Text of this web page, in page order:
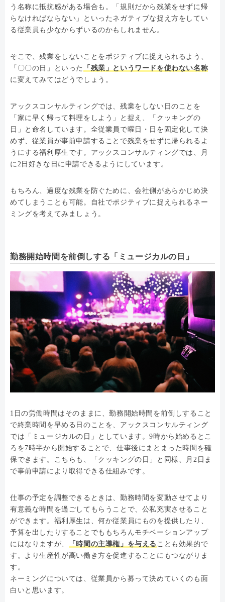
う名称に抵抗感がある場合も。「規則だから残業をせずに帰
らなければならない」といったネガティブな捉え方をしてい
る従業員も少なからずいるのかもしれません。
そこで、残業をしないことをポジティブに捉えられるよう、
「〇〇の日」といった 「残業」というワードを使わない名称
に変えてみてはどうでしょう。
アックスコンサルティングでは、残業をしない日のことを
「家に早く帰って料理をしよう」と捉え、「クッキングの
日」と命名しています。全従業員で曜日・日を固定化して決
めず、従業員が事前申請することで残業をせずに帰られるよ
うにする福利厚生です。アックスコンサルティングでは、月
に2日好きな日に申請できるようにしています。
もちろん、過度な残業を防ぐために、会社側があらかじめ決
めてしまうことも可能。自社でポジティブに捉えられるネー
ミングを考えてみましょう。
勤務開始時間を前倒しする「ミュージカルの日」
1日の労働時間はそのままに、勤務開始時間を前倒しすること
で終業時間を早める日のことを、アックスコンサルティング
では「ミュージカルの日」としています。9時から始めるとこ
ろを7時半から開始することで、仕事後にまとまった時間を確
保できます。こちらも、「クッキングの日」と同様、月2日ま
で事前申請により取得できる仕組みです。
仕事の予定を調整できるときは、勤務時間を変動させてより
有意義な時間を過ごしてもらうことで、公私充実させること
ができます。福利厚生は、何か従業員にものを提供したり、
予算を出したりすることでももちろんモチベーションアップ
にはなりますが、 「時間の主導権」を与えることも効果的で
す。より生産性が高い働き方を促進することにもつながりま
す。
ネーミングについては、従業員から募って決めていくのも面
白いと思います。